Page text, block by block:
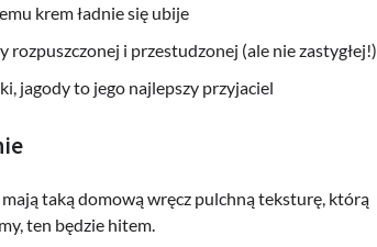
krem ładnie się ubije
i przestudzonej (ale nie zastygłej!)
jagody to jego najlepszy przyjaciel
taką domową wręcz pulchną teksturę, którą
ten będzie hitem.